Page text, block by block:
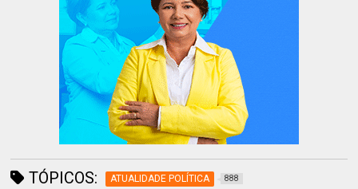
TÓPICOS: ATUALIDADE POLÍTICA 888